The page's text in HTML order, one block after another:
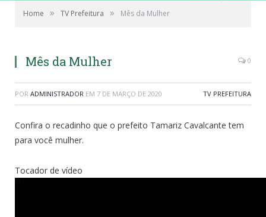
Home » TV Prefeitura » Mês da Mulher
Mês da Mulher 0
POR ADMINISTRADOR EM 7 DE MARÇO DE 2020 TV PREFEITURA
Confira o recadinho que o prefeito Tamariz Cavalcante tem
para você mulher.
Tocador de vídeo